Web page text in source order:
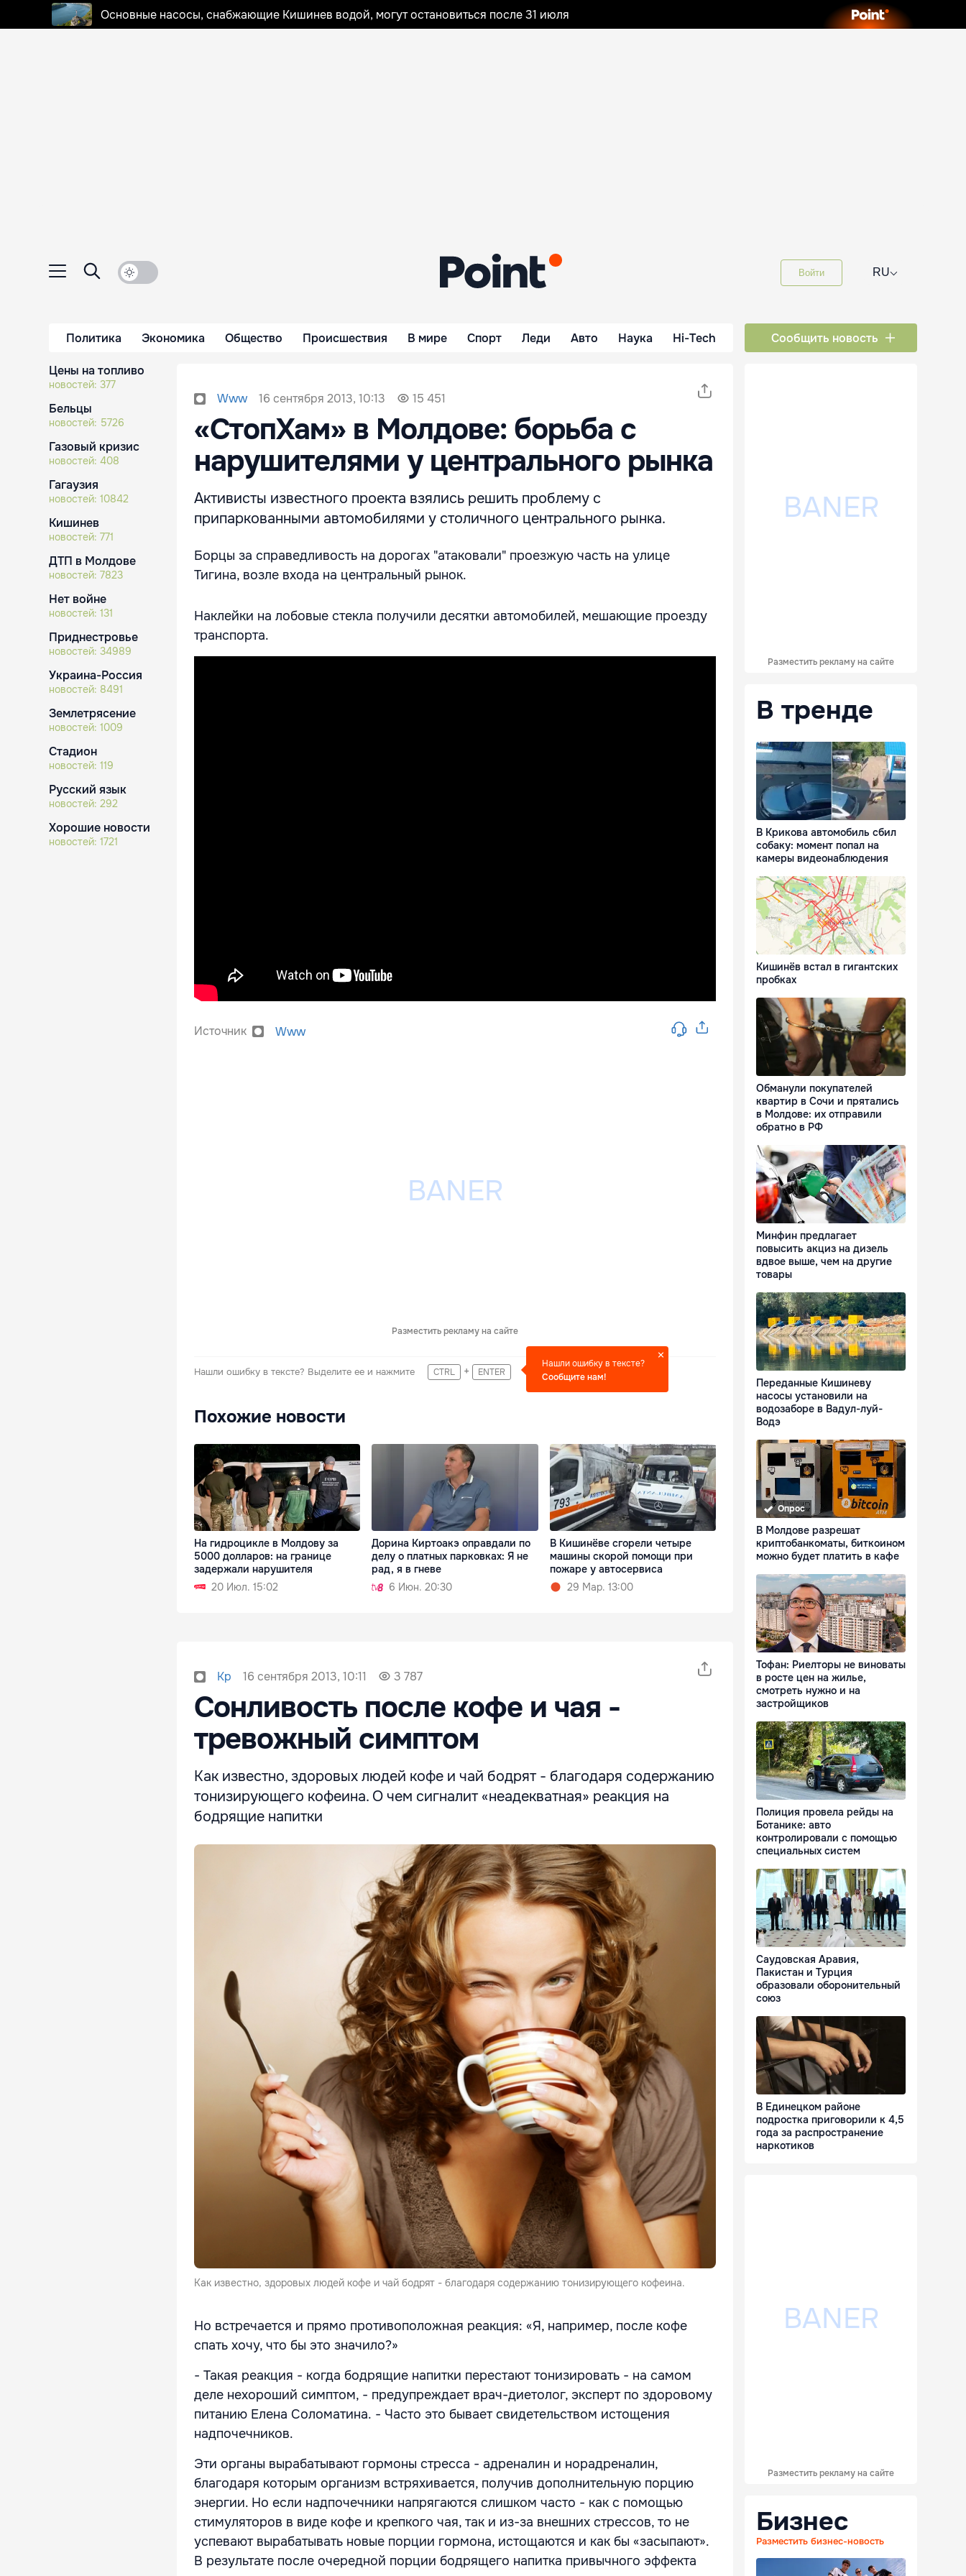
Основные насосы, снабжающие Кишинев водой, могут остановиться после 31 июля
Войти RU⌵
Политика Экономика Общество Происшествия В мире Спорт Леди Авто Наука Hi-Tech Сообщить новость
Цены на топливо
новостей: 377
Бельцы
новостей: 5726
Газовый кризис
новостей: 408
Гагаузия
новостей: 10842
Кишинев
новостей: 771
ДТП в Молдове
новостей: 7823
Нет войне
новостей: 131
Приднестровье
новостей: 34989
Украина-Россия
новостей: 8491
Землетрясение
новостей: 1009
Стадион
новостей: 119
Русский язык
новостей: 292
Хорошие новости
новостей: 1721
Www 16 сентября 2013, 10:13 15 451
«СтопХам» в Молдове: борьба с
нарушителями у центрального рынка
Активисты известного проекта взялись решить проблему с
припаркованными автомобилями у столичного центрального рынка.
Борцы за справедливость на дорогах "атаковали" проезжую часть на улице
Тигина, возле входа на центральный рынок.
Наклейки на лобовые стекла получили десятки автомобилей, мешающие проезду
транспорта.
Источник Www
Разместить рекламу на сайте
Нашли ошибку в тексте? Выделите ее и нажмите CTRL + ENTER
Нашли ошибку в тексте?
Сообщите нам!
Похожие новости
На гидроцикле в Молдову за
5000 долларов: на границе
задержали нарушителя
20 Июл. 15:02
Дорина Киртоакэ оправдали по
делу о платных парковках: Я не
рад, я в гневе
6 Июн. 20:30
В Кишинёве сгорели четыре
машины скорой помощи при
пожаре у автосервиса
29 Мар. 13:00
Kp 16 сентября 2013, 10:11 3 787
Сонливость после кофе и чая -
тревожный симптом
Как известно, здоровых людей кофе и чай бодрят - благодаря содержанию
тонизирующего кофеина. О чем сигналит «неадекватная» реакция на
бодрящие напитки
Как известно, здоровых людей кофе и чай бодрят - благодаря содержанию тонизирующего кофеина.
Но встречается и прямо противоположная реакция: «Я, например, после кофе
спать хочу, что бы это значило?»
- Такая реакция - когда бодрящие напитки перестают тонизировать - на самом
деле нехороший симптом, - предупреждает врач-диетолог, эксперт по здоровому
питанию Елена Соломатина. - Часто это бывает свидетельством истощения
надпочечников.
Эти органы вырабатывают гормоны стресса - адреналин и норадреналин,
благодаря которым организм встряхивается, получив дополнительную порцию
энергии. Но если надпочечники напрягаются слишком часто - как с помощью
стимуляторов в виде кофе и крепкого чая, так и из-за внешних стрессов, то не
успевают вырабатывать новые порции гормона, истощаются и как бы «засыпают».
В результате после очередной порции бодрящего напитка привычного эффекта
Разместить рекламу на сайте
В тренде
В Крикова автомобиль сбил
собаку: момент попал на
камеры видеонаблюдения
Кишинёв встал в гигантских
пробках
Обманули покупателей
квартир в Сочи и прятались
в Молдове: их отправили
обратно в РФ
Минфин предлагает
повысить акциз на дизель
вдвое выше, чем на другие
товары
Переданные Кишиневу
насосы установили на
водозаборе в Вадул-луй-
Водэ
Опрос
В Молдове разрешат
криптобанкоматы, биткоином
можно будет платить в кафе
Тофан: Риелторы не виноваты
в росте цен на жилье,
смотреть нужно и на
застройщиков
Полиция провела рейды на
Ботанике: авто
контролировали с помощью
специальных систем
Саудовская Аравия,
Пакистан и Турция
образовали оборонительный
союз
В Единецком районе
подростка приговорили к 4,5
года за распространение
наркотиков
Разместить рекламу на сайте
Бизнес
Разместить бизнес-новость